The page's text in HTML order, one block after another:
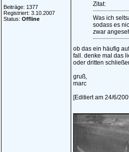
Beiträge: 1377
Registriert: 3.10.2007
Status: Offline
Zitat:
Was ich
sodass es
zwar
ob das ein häufig
fall. denke mal das
oder dritten
gruß,
marc
[Editiert am 24/6/